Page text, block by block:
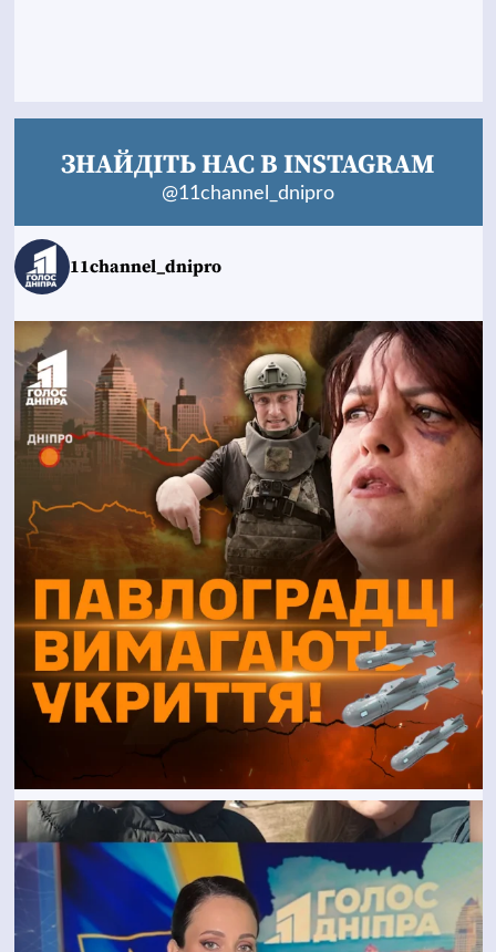
ЗНАЙДІТЬ НАС В INSTAGRAM
@11channel_dnipro
11channel_dnipro